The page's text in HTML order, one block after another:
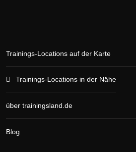
Trainings-Locations auf der Karte
Trainings-Locations in der Nähe
über trainingsland.de
Blog